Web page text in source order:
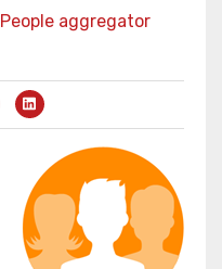
People aggregator